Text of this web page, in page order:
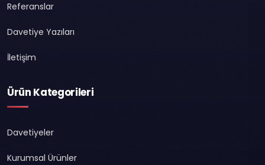
Referanslar
Davetiye Yazıları
İletişim
Ürün Kategorileri
Davetiyeler
Kurumsal Ürünler